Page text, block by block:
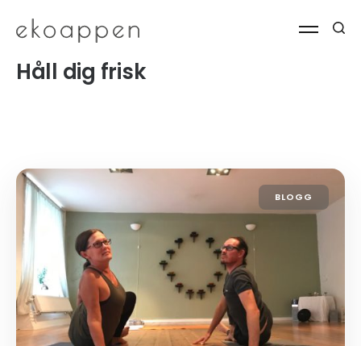
Håll dig frisk
BLOGG